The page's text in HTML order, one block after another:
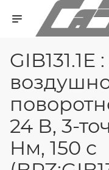
24 В, 3-
Нм, 150 с